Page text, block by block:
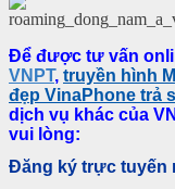
Để được tư vấn
VNPT, truyền hình
đẹp VinaPhone trả
dịch vụ khác của
vui lòng:
Đăng ký trực tuyến